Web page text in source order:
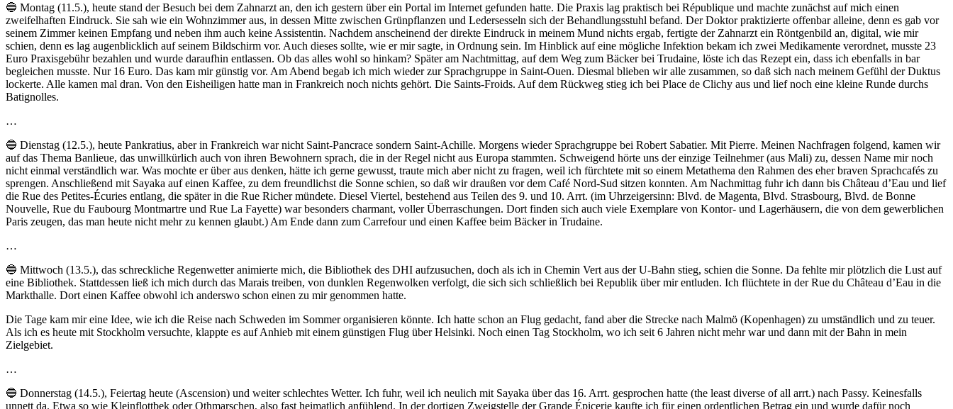
🔵 Montag (11.5.), heute stand der Besuch bei dem Zahnarzt an, den ich gestern über ein Portal im Internet gefunden hatte. Die Praxis lag praktisch bei République und machte zunächst auf mich einen
zweifelhaften Eindruck. Sie sah wie ein Wohnzimmer aus, in dessen Mitte zwischen Grünpflanzen und Ledersesseln sich der Behandlungsstuhl befand. Der Doktor praktizierte offenbar alleine, denn es gab vor
seinem Zimmer keinen Empfang und neben ihm auch keine Assistentin. Nachdem anscheinend der direkte Eindruck in meinem Mund nichts ergab, fertigte der Zahnarzt ein Röntgenbild an, digital, wie mir
schien, denn es lag augenblicklich auf seinem Bildschirm vor. Auch dieses sollte, wie er mir sagte, in Ordnung sein. Im Hinblick auf eine mögliche Infektion bekam ich zwei Medikamente verordnet, musste 23
Euro Praxisgebühr bezahlen und wurde daraufhin entlassen. Ob das alles wohl so hinkam? Später am Nachtmittag, auf dem Weg zum Bäcker bei Trudaine, löste ich das Rezept ein, dass ich ebenfalls in bar
begleichen musste. Nur 16 Euro. Das kam mir günstig vor. Am Abend begab ich mich wieder zur Sprachgruppe in Saint-Ouen. Diesmal blieben wir alle zusammen, so daß sich nach meinem Gefühl der Duktus
lockerte. Alle kamen mal dran. Von den Eisheiligen hatte man in Frankreich noch nichts gehört. Die Saints-Froids. Auf dem Rückweg stieg ich bei Place de Clichy aus und lief noch eine kleine Runde durchs
Batignolles.
…
🔵 Dienstag (12.5.), heute Pankratius, aber in Frankreich war nicht Saint-Pancrace sondern Saint-Achille. Morgens wieder Sprachgruppe bei Robert Sabatier. Mit Pierre. Meinen Nachfragen folgend, kamen wir
auf das Thema Banlieue, das unwillkürlich auch von ihren Bewohnern sprach, die in der Regel nicht aus Europa stammten. Schweigend hörte uns der einzige Teilnehmer (aus Mali) zu, dessen Name mir noch
nicht einmal verständlich war. Was mochte er über aus denken, hätte ich gerne gewusst, traute mich aber nicht zu fragen, weil ich fürchtete mit so einem Metathema den Rahmen des eher braven Sprachcafés zu
sprengen. Anschließend mit Sayaka auf einen Kaffee, zu dem freundlichst die Sonne schien, so daß wir draußen vor dem Café Nord-Sud sitzen konnten. Am Nachmittag fuhr ich dann bis Château d’Eau und lief
die Rue des Petites-Écuries entlang, die später in die Rue Richer mündete. Diesel Viertel, bestehend aus Teilen des 9. und 10. Arrt. (im Uhrzeigersinn: Blvd. de Magenta, Blvd. Strasbourg, Blvd. de Bonne
Nouvelle, Rue du Faubourg Montmartre und Rue La Fayette) war besonders charmant, voller Überraschungen. Dort finden sich auch viele Exemplare von Kontor- und Lagerhäusern, die von dem gewerblichen
Paris zeugen, das man heute nicht mehr zu kennen glaubt.) Am Ende dann zum Carrefour und einen Kaffee beim Bäcker in Trudaine.
…
🔵 Mittwoch (13.5.), das schreckliche Regenwetter animierte mich, die Bibliothek des DHI aufzusuchen, doch als ich in Chemin Vert aus der U-Bahn stieg, schien die Sonne. Da fehlte mir plötzlich die Lust auf
eine Bibliothek. Stattdessen ließ ich mich durch das Marais treiben, von dunklen Regenwolken verfolgt, die sich sich schließlich bei Republik über mir entluden. Ich flüchtete in der Rue du Château d’Eau in die
Markthalle. Dort einen Kaffee obwohl ich anderswo schon einen zu mir genommen hatte.
Die Tage kam mir eine Idee, wie ich die Reise nach Schweden im Sommer organisieren könnte. Ich hatte schon an Flug gedacht, fand aber die Strecke nach Malmö (Kopenhagen) zu umständlich und zu teuer.
Als ich es heute mit Stockholm versuchte, klappte es auf Anhieb mit einem günstigen Flug über Helsinki. Noch einen Tag Stockholm, wo ich seit 6 Jahren nicht mehr war und dann mit der Bahn in mein
Zielgebiet.
…
🔵 Donnerstag (14.5.), Feiertag heute (Ascension) und weiter schlechtes Wetter. Ich fuhr, weil ich neulich mit Sayaka über das 16. Arrt. gesprochen hatte (the least diverse of all arrt.) nach Passy. Keinesfalls
unnett da. Etwa so wie Kleinflottbek oder Othmarschen, also fast heimatlich anfühlend. In der dortigen Zweigstelle der Grande Épicerie kaufte ich für einen ordentlichen Betrag ein und wurde dafür noch